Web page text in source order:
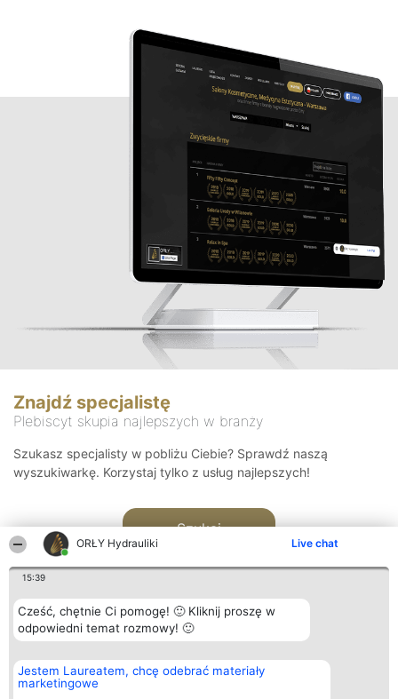
ORŁY Hydrauliki Live chat
15:39
Cześć, chętnie Ci pomogę! 🙂 Kliknij proszę w
odpowiedni temat rozmowy! 🙂
Jestem Laureatem, chcę odebrać materiały
marketingowe
Znajdź specjalistę
Plebiscyt skupia najlepszych w branży
Szukasz specjalisty w pobliżu Ciebie? Sprawdź naszą
wyszukiwarkę. Korzystaj tylko z usług najlepszych!
Szukaj
Organizator plebiscytu
Bright Side Solutions sp. z o.
o. sp. k.
Plebiscyt
Laureaci
Kontakt
Kontakt